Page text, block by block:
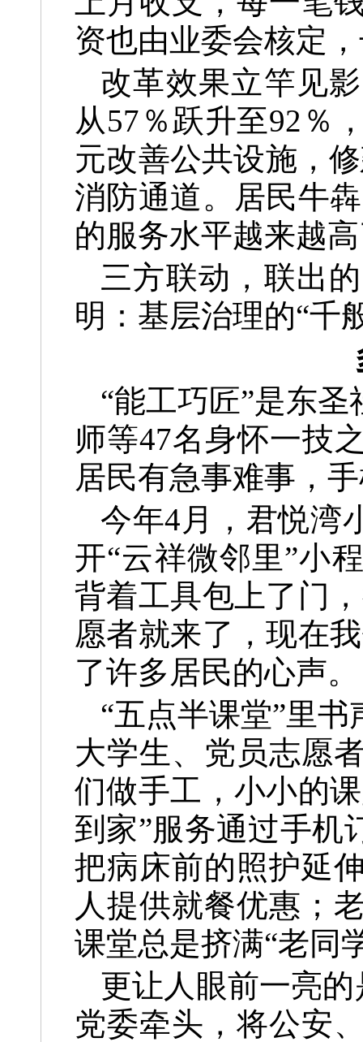
资也由业委会核定
改革效果立竿见
从57％跃升至92％
元改善公共设施，
消防通道。居民牛
的服务水平越来越
三方联动，联出
明：基层治理的“千
“能工巧匠”是东
师等47名身怀一技
居民有急事难事，
今年4月，君悦湾
开“云祥微邻里”小
背着工具包上了门
愿者就来了，现在
了许多居民的心声。
“五点半课堂”里
大学生、党员志愿
们做手工，小小的
到家”服务通过手机
把病床前的照护延
人提供就餐优惠；
课堂总是挤满“老同
更让人眼前一亮
党委牵头，将公安